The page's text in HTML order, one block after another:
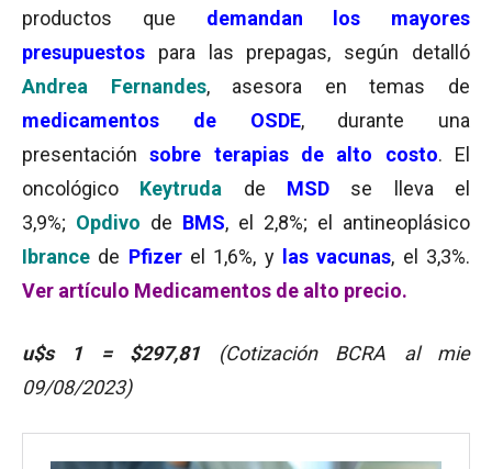
productos que demandan los mayores
presupuestos para las prepagas, según detalló
Andrea Fernandes, asesora en temas de
medicamentos de OSDE, durante una
presentación sobre terapias de alto costo. El
oncológico Keytruda de MSD se lleva el
3,9%; Opdivo de BMS, el 2,8%; el antineoplásico
Ibrance de Pfizerel 1,6%, y las vacunas, el 3,3%.
Ver artículo Medicamentos de alto precio.
u$s 1 = $297,81
(Cotización BCRA al mie
09/08/2023)